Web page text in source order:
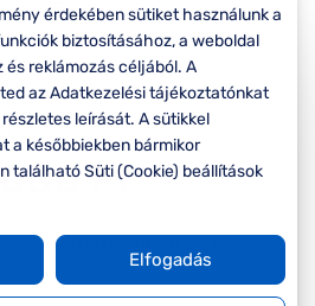
Ft
vonatkozik.
érdekében sütiket használunk a
biztosításához, a weboldal
reklámozás céljából. A
az Adatkezelési tájékoztatónkat
leírását. A sütikkel
a későbbiekben bármikor
található Süti (Cookie) beállítások
Elfogadás